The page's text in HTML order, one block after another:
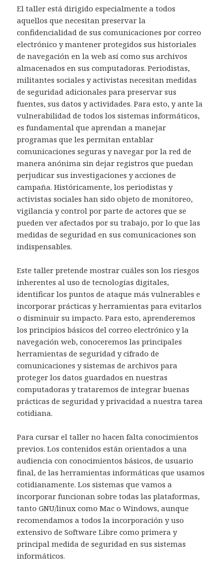
El taller está dirigido especialmente a todos
aquellos que necesitan preservar la
confidencialidad de sus comunicaciones por correo
electrónico y mantener protegidos sus historiales
de navegación en la web así como sus archivos
almacenados en sus computadoras. Periodistas,
militantes sociales y activistas necesitan medidas
de seguridad adicionales para preservar sus
fuentes, sus datos y actividades. Para esto, y ante la
vulnerabilidad de todos los sistemas informáticos,
es fundamental que aprendan a manejar
programas que les permitan entablar
comunicaciones seguras y navegar por la red de
manera anónima sin dejar registros que puedan
perjudicar sus investigaciones y acciones de
campaña. Históricamente, los periodistas y
activistas sociales han sido objeto de monitoreo,
vigilancia y control por parte de actores que se
pueden ver afectados por su trabajo, por lo que las
medidas de seguridad en sus comunicaciones son
indispensables.
Este taller pretende mostrar cuáles son los riesgos
inherentes al uso de tecnologías digitales,
identificar los puntos de ataque más vulnerables e
incorporar prácticas y herramientas para evitarlos
o disminuir su impacto. Para esto, aprenderemos
los principios básicos del correo electrónico y la
navegación web, conoceremos las principales
herramientas de seguridad y cifrado de
comunicaciones y sistemas de archivos para
proteger los datos guardados en nuestras
computadoras y trataremos de integrar buenas
prácticas de seguridad y privacidad a nuestra tarea
cotidiana.
Para cursar el taller no hacen falta conocimientos
previos. Los contenidos están orientados a una
audiencia con conocimientos básicos, de usuario
final, de las herramientas informáticas que usamos
cotidianamente. Los sistemas que vamos a
incorporar funcionan sobre todas las plataformas,
tanto GNU/linux como Mac o Windows, aunque
recomendamos a todos la incorporación y uso
extensivo de Software Libre como primera y
principal medida de seguridad en sus sistemas
informáticos.